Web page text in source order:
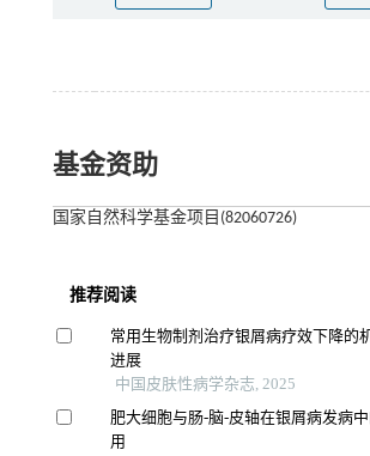
基金资助
国家自然科学基金项目(82060726)